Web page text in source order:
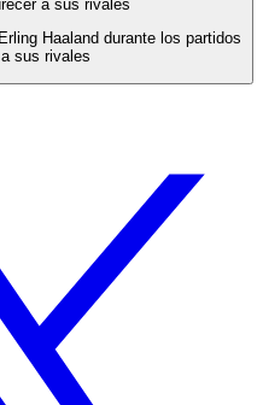
Haaland durante los partidos
sus rivales